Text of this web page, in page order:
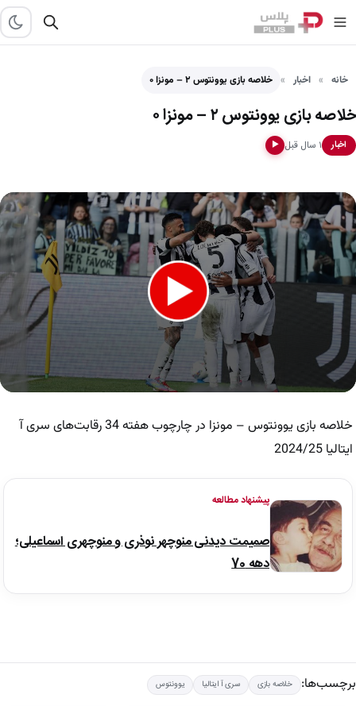
خانه اخبار خلاصه بازی یوونتوس ۲ – مونزا ۰
خلاصه بازی یوونتوس ۲ – مونزا ۰
اخبار ۱ سال قبل ▶
seconds
خلاصه بازی یوونتوس – مونزا در چارچوب هفته 34 رقابت‌های سری آ
ایتالیا 2024/25
پیشنهاد مطالعه
صمیمت دیدنی منوچهر نوذری و منوچهری اسماعیلی؛
دهه 70
برچسب‌ها: خلاصه بازی سری آ ایتالیا یوونتوس